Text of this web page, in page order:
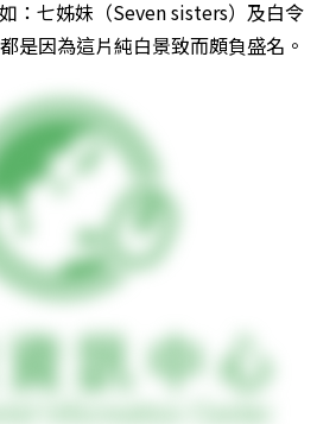
：七姊妹（Seven sisters）及白令
是因為這片純白景致而頗負盛名。